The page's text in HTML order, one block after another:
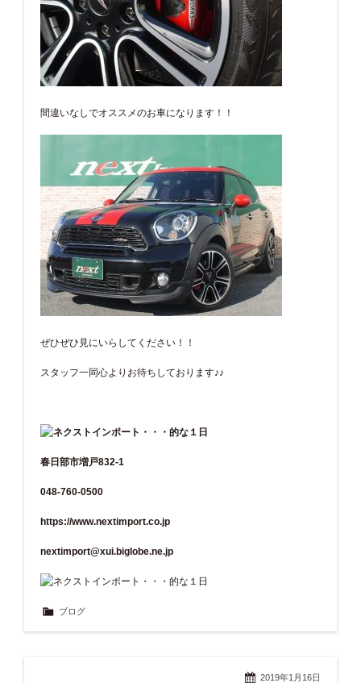
間違いなしでオススメのお車になります！！
ぜひぜひ見にいらしてください！！
スタッフ一同心よりお待ちしております♪♪
春日部市増戸832-1
048-760-0500
https://www.nextimport.co.jp
nextimport@xui.biglobe.ne.jp
ブログ
2019年1月16日